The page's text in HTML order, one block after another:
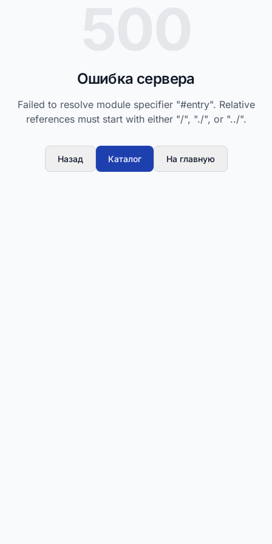
Ошибка сервера
Failed to resolve module specifier "#entry". Relative
references must start with either "/", "./", or "../".
Назад Каталог На главную